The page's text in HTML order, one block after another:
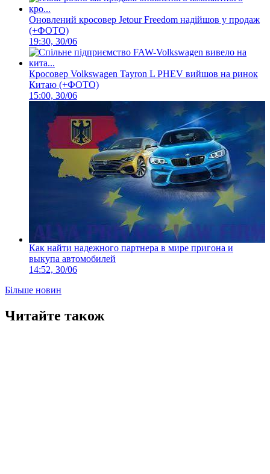
Оновлений кросовер Jetour Freedom надійшов у продаж
(+ФОТО)
19:30, 30/06
Кросовер Volkswagen Tayron L PHEV вийшов на ринок
Китаю (+ФОТО)
15:00, 30/06
Как найти надежного партнера в мире пригона и
выкупа автомобилей
14:52, 30/06
Більше новин
Читайте також